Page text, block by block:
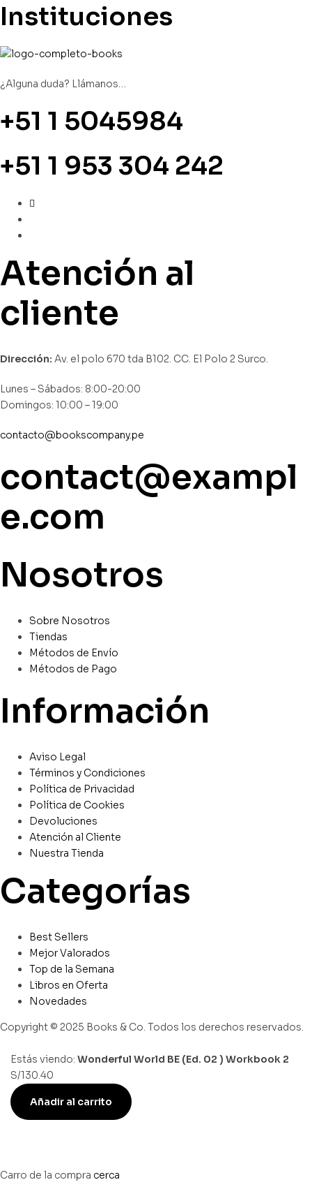
Instituciones
¿Alguna duda? Llámanos…
+51 1 5045984
+51 1 953 304 242
Atención al
cliente
Dirección: Av. el polo 670 tda B102. CC. El Polo 2 Surco.
Lunes – Sábados: 8:00-20:00
Domingos: 10:00 – 19:00
contacto@bookscompany.pe
contact@exampl
e.com
Nosotros
Sobre Nosotros
Tiendas
Métodos de Envío
Métodos de Pago
Información
Aviso Legal
Términos y Condiciones
Política de Privacidad
Política de Cookies
Devoluciones
Atención al Cliente
Nuestra Tienda
Categorías
Best Sellers
Mejor Valorados
Top de la Semana
Libros en Oferta
Novedades
Copyright © 2025 Books & Co. Todos los derechos reservados.
Estás viendo: Wonderful World BE (Ed. 02 ) Workbook 2
S/130.40
Añadir al carrito
Carro de la compra cerca